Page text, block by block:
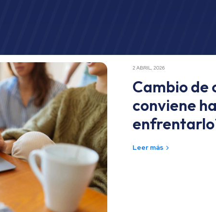
2 ABRIL, 2026
Cambio de
conviene
Leer más